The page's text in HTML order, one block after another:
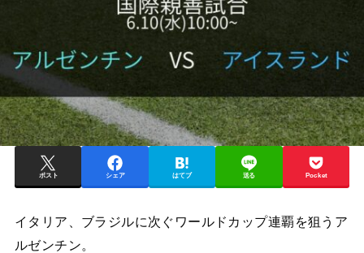
ポスト シェア はてブ 送る Pocket
イタリア、ブラジルに次ぐワールドカップ連覇を狙うア
ルゼンチン。